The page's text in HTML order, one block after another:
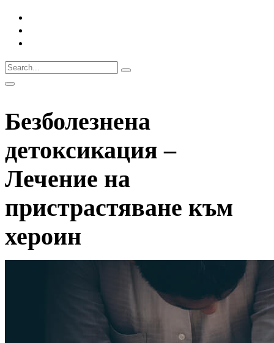
Безболезнена
детоксикация –
Лечение на
пристрастяване към
хероин
Заболявания от зависимост
Безболезнена детоксикация – Лечение на
пристрастяване към хероин